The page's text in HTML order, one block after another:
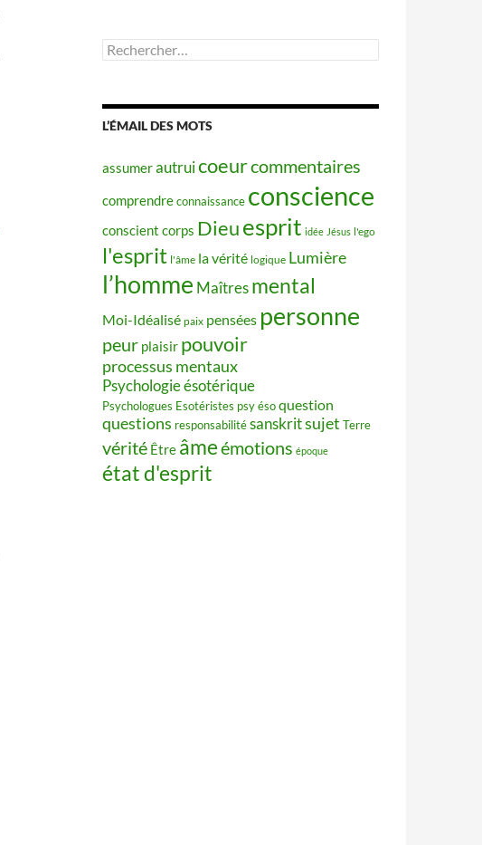
Rechercher :
L’ÉMAIL DES MOTS
assumerautruicoeurcommentaires
comprendreconnaissance conscience
conscient corps Dieuesprit idée Jésus l'ego
l'esprit l'âme la vérité logique Lumière
l’homme Maîtres mental
Moi-Idéalisé paix pensées personne
peur plaisir pouvoir
processus mentaux
Psychologie ésotérique
Psychologues Esotéristes psy ésoquestion
questions responsabilitésanskritsujet Terre
vérité Être âmeémotions époque
état d'esprit